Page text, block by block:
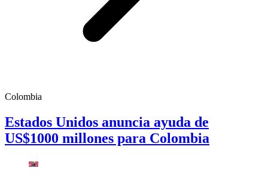
Colombia
Estados Unidos anuncia ayuda de
US$1000 millones para Colombia